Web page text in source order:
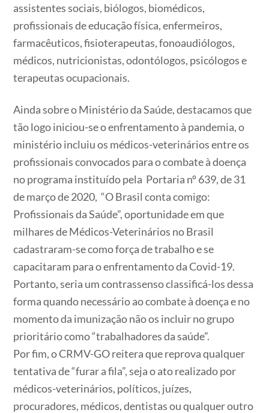
assistentes sociais, biólogos, biomédicos,
profissionais de educação física, enfermeiros,
farmacêuticos, fisioterapeutas, fonoaudiólogos,
médicos, nutricionistas, odontólogos, psicólogos e
terapeutas ocupacionais.
Ainda sobre o Ministério da Saúde, destacamos que
tão logo iniciou-se o enfrentamento à pandemia, o
ministério incluiu os médicos-veterinários entre os
profissionais convocados para o combate à doença
no programa instituído pela Portaria nº 639, de 31
de março de 2020, “O Brasil conta comigo:
Profissionais da Saúde”, oportunidade em que
milhares de Médicos-Veterinários no Brasil
cadastraram-se como força de trabalho e se
capacitaram para o enfrentamento da Covid-19.
Portanto, seria um contrassenso classificá-los dessa
forma quando necessário ao combate à doença e no
momento da imunização não os incluir no grupo
prioritário como “trabalhadores da saúde”.
Por fim, o CRMV-GO reitera que reprova qualquer
tentativa de “furar a fila”, seja o ato realizado por
médicos-veterinários, políticos, juízes,
procuradores, médicos, dentistas ou qualquer outro